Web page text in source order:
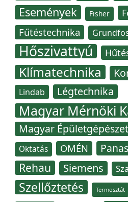
Események Fisher
Fűtéstechnika
Hőszivattyú
Klímatechnika
Lindab Légtechnika
Magyar Mérnöki
Magyar Épületgépészet
Oktatás OMÉN
Rehau Siemens
Szellőztetés Termosztát